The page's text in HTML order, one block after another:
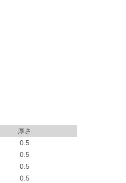
厚さ
0.5
0.5
0.5
0.5